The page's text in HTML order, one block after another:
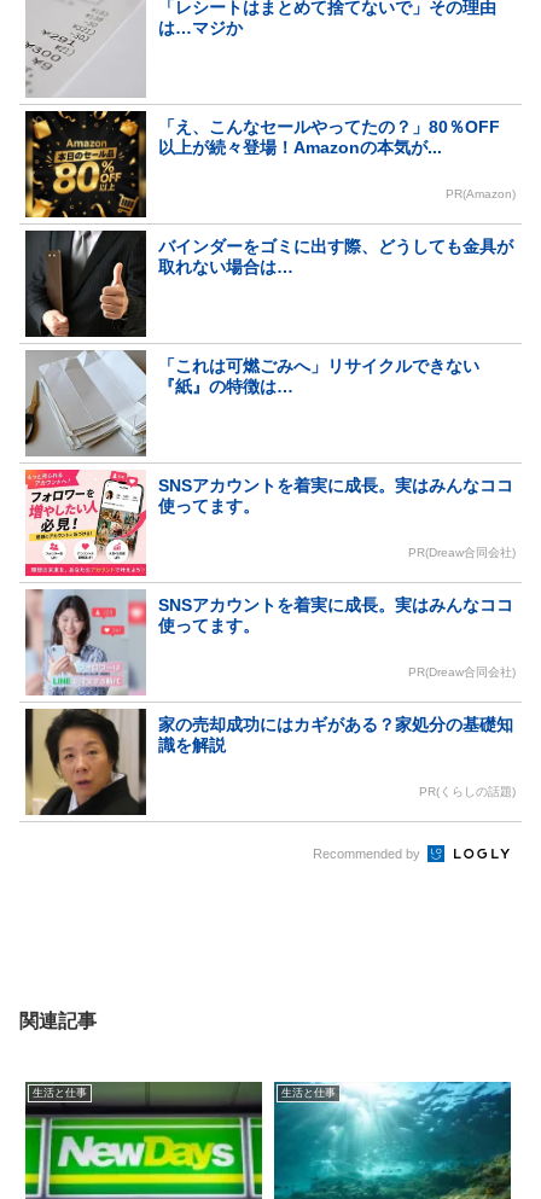
「レシートはまとめて捨てないで」その理由
は…マジか
「え、こんなセールやってたの？」80％OFF
以上が続々登場！Amazonの本気が...
PR(Amazon)
バインダーをゴミに出す際、どうしても金具が
取れない場合は…
「これは可燃ごみへ」リサイクルできない
『紙』の特徴は…
SNSアカウントを着実に成長。実はみんなココ
使ってます。
PR(Dreaw合同会社)
SNSアカウントを着実に成長。実はみんなココ
使ってます。
PR(Dreaw合同会社)
家の売却成功にはカギがある？家処分の基礎知
識を解説
PR(くらしの話題)
Recommended by
関連記事
生活と仕事 生活と仕事